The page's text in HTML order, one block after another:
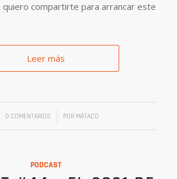
quiero compartirte para arrancar este
Leer más
0 COMENTARIOS
/ POR MATACO
PODCAST